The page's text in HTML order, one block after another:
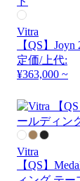
Vitra
【QS】
定価/上代:
¥363,000 ~
Vitra
【QS】